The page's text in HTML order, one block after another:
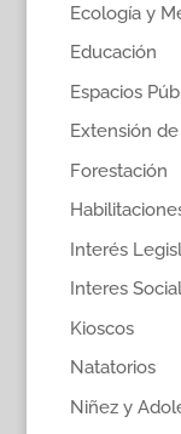
Ecología y
Educación
Espacios
Extensión de
Forestación
Interés
Interes Social
Kioscos
Natatorios
Niñez y